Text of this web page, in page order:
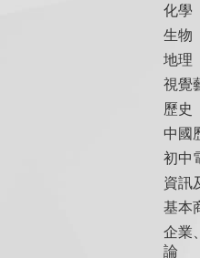
化學
生物
地理
視覺
歷史
中國
初中
資訊
基本
企業
論